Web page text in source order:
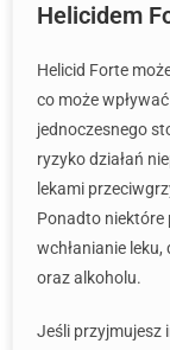
Helicidem
Helicid Forte
co może
jednoczesnego
ryzyko działań
lekami
Ponadto niektóre
wchłanianie
oraz alkoholu.
Jeśli przyjmujesz